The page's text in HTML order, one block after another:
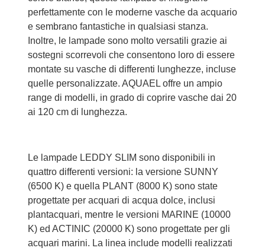
perfettamente con le moderne vasche da acquario
e sembrano fantastiche in qualsiasi stanza.
Inoltre, le lampade sono molto versatili grazie ai
sostegni scorrevoli che consentono loro di essere
montate su vasche di differenti lunghezze, incluse
quelle personalizzate. AQUAEL offre un ampio
range di modelli, in grado di coprire vasche dai 20
ai 120 cm di lunghezza.
Le lampade LEDDY SLIM sono disponibili in
quattro differenti versioni: la versione SUNNY
(6500 K) e quella PLANT (8000 K) sono state
progettate per acquari di acqua dolce, inclusi
plantacquari, mentre le versioni MARINE (10000
K) ed ACTINIC (20000 K) sono progettate per gli
acquari marini. La linea include modelli realizzati